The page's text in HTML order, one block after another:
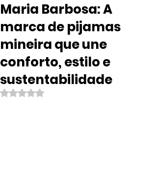
Maria Barbosa: A
marca de pijamas
mineira que une
conforto, estilo e
sustentabilidade
Avaliado com NaN de 5 estrelas.